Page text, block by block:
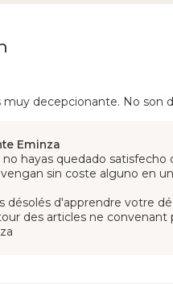
muy decepcionante. No
Eminza
hayas quedado
sin coste alguno en
désolés d'apprendre votre
des articles ne